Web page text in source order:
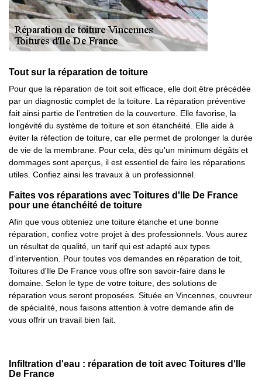
Tout sur la réparation de toiture
Pour que la réparation de toit soit efficace, elle doit être précédée
par un diagnostic complet de la toiture. La réparation préventive
fait ainsi partie de l’entretien de la couverture. Elle favorise, la
longévité du système de toiture et son étanchéité. Elle aide à
éviter la réfection de toiture, car elle permet de prolonger la durée
de vie de la membrane. Pour cela, dès qu'un minimum dégâts et
dommages sont aperçus, il est essentiel de faire les réparations
utiles. Confiez ainsi les travaux à un professionnel.
Faites vos réparations avec Toitures d'Ile De France
pour une étanchéité de toiture
Afin que vous obteniez une toiture étanche et une bonne
réparation, confiez votre projet à des professionnels. Vous aurez
un résultat de qualité, un tarif qui est adapté aux types
d’intervention. Pour toutes vos demandes en réparation de toit,
Toitures d'Ile De France vous offre son savoir-faire dans le
domaine. Selon le type de votre toiture, des solutions de
réparation vous seront proposées. Située en Vincennes, couvreur
de spécialité, nous faisons attention à votre demande afin de
vous offrir un travail bien fait.
Infiltration d'eau : réparation de toit avec Toitures d'Ile
De France